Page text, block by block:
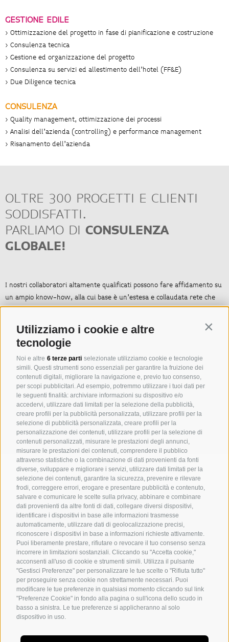
Utilizziamo i cookie e altre
tecnologie
Noi e altre 6 terze parti selezionate utilizziamo cookie e tecnologie
simili. Questi strumenti sono essenziali per garantire la fruizione dei
contenuti digitali, migliorare la navigazione e, previo tuo consenso,
per scopi pubblicitari. Ad esempio, potremmo utilizzare i tuoi dati per
le seguenti finalità: archiviare informazioni su dispositivo e/o
accedervi, utilizzare dati limitati per la selezione della pubblicità,
creare profili per la pubblicità personalizzata, utilizzare profili per la
selezione di pubblicità personalizzata, creare profili per la
personalizzazione dei contenuti, utilizzare profili per la selezione di
contenuti personalizzati, misurare le prestazioni degli annunci,
misurare le prestazioni dei contenuti, comprendere il pubblico
attraverso statistiche o la combinazione di dati provenienti da fonti
diverse, sviluppare e migliorare i servizi, utilizzare dati limitati per la
selezione dei contenuti, garantire la sicurezza, prevenire e rilevare
frodi, correggere errori, erogare e presentare pubblicità e contenuto,
salvare e comunicare le scelte sulla privacy, abbinare e combinare
dati provenienti da altre fonti di dati, collegare diversi dispositivi,
identificare i dispositivi in base alle informazioni trasmesse
automaticamente, utilizzare dati di geolocalizzazione precisi,
riconoscere i dispositivi in base a informazioni richieste attivamente.
Puoi liberamente prestare, rifiutare o revocare il tuo consenso senza
incorrere in limitazioni sostanziali. Cliccando su "Accetta cookie,"
acconsenti all'uso di cookie e strumenti simili. Utilizza il pulsante
"Gestisci Preferenze" per personalizzare le tue scelte o "Rifiuta tutto"
per proseguire senza cookie non strettamente necessari. Puoi
modificare le tue preferenze in qualsiasi momento cliccando sul link
"Preferenze Cookie" in fondo alla pagina o sull'icona dello scudo in
basso a sinistra. Le tue preferenze si applicheranno al solo
dispositivo in uso.
GESTIONE EDILE
> Ottimizzazione del progetto in fase di pianificazione e costruzione
> Consulenza tecnica
> Gestione ed organizzazione del progetto
> Consulenza su servizi ed allestimento dell’hotel (FF&E)
> Due Diligence tecnica
CONSULENZA
> Quality management, ottimizzazione dei processi
> Analisi dell’azienda (controlling) e performance management
> Risanamento dell’azienda
OLTRE 300 PROGETTI E CLIENTI
SODDISFATTI.
PARLIAMO DI CONSULENZA
GLOBALE!
I nostri collaboratori altamente qualificati possono fare affidamento su
un ampio know-how, alla cui base è un’estesa e collaudata rete che
mette in comunicazione diversi gruppi di dialogo nell’ambito
dell’industria turistica internazionale. Ai nostri clienti offriamo un
servizio a tutto tondo per lo sviluppo di grandi e piccoli progetti
turistici.
In sostanza lavoriamo su quattro ambiti di intervento:
SVILUPPO DEL PROGETTO
GESTIONE EDILE
CONSULENZA
INNOVAZIONE SOSTENIBILE & ESG
MICHAELER & PARTNER VARNA
Via Isarco 1 - I-39040 Varna
Tel. +39 0472 978 140 - Fax +39 0472 978 141
MICHAELER & PARTNER VIENNA
Walcherstraße 1A, Stiege C2, Top 6.04 - A-1020 Vienna
Tel. +43 1 605 40 50 - Fax +43 1 605 40 51
info@michaeler-partner.com|recruiting@michaeler-
partner.com
Iscritta alla Camera di Commercio di Bolzano codice fiscale e numero di iscrizione